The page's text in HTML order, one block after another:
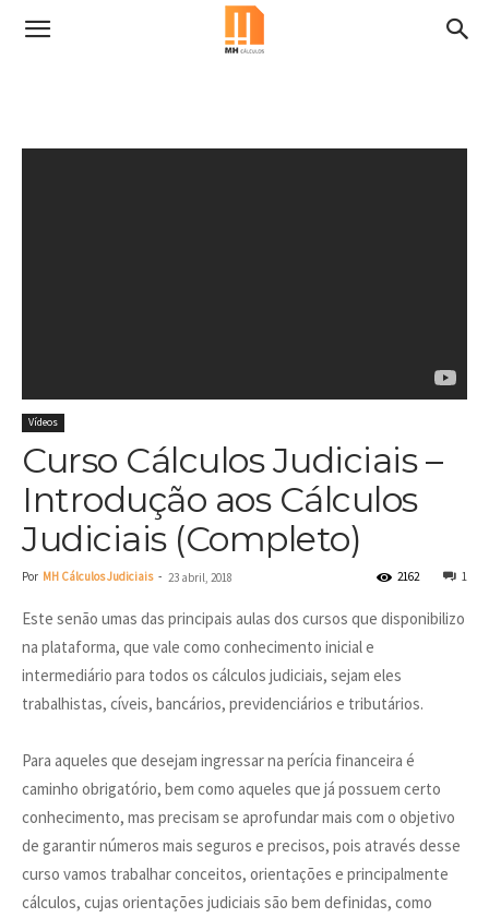
Vídeos
Curso Cálculos Judiciais –
Introdução aos Cálculos
Judiciais (Completo)
Por MH Cálculos Judiciais - 23 abril, 2018 1
2162
Este senão umas das principais aulas dos cursos que disponibilizo
na plataforma, que vale como conhecimento inicial e
intermediário para todos os cálculos judiciais, sejam eles
trabalhistas, cíveis, bancários, previdenciários e tributários.
Para aqueles que desejam ingressar na perícia financeira é
caminho obrigatório, bem como aqueles que já possuem certo
conhecimento, mas precisam se aprofundar mais com o objetivo
de garantir números mais seguros e precisos, pois através desse
curso vamos trabalhar conceitos, orientações e principalmente
cálculos, cujas orientações judiciais são bem definidas, como